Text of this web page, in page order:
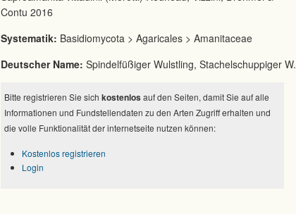
Contu 2016
Systematik: Basidiomycota > Agaricales > Amanitaceae
Deutscher Name: Spindelfüßiger Wulstling, Stachelschuppiger W.
Bitte registrieren Sie sich kostenlos auf den Seiten, damit Sie auf alle
Informationen und Fundstellendaten zu den Arten Zugriff erhalten und
die volle Funktionalität der internetseite nutzen können:
Kostenlos registrieren
Login